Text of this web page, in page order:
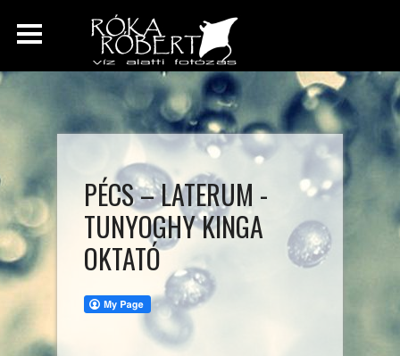
PÉCS – LATERUM -
TUNYOGHY KINGA
OKTATÓ